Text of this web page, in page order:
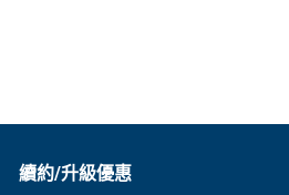
續約/升級優惠